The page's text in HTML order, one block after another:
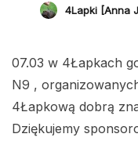
4Lapki [Anna
07.03 w 4Łapkach
N9 ,
4Łapkową dobrą
Dziękujemy